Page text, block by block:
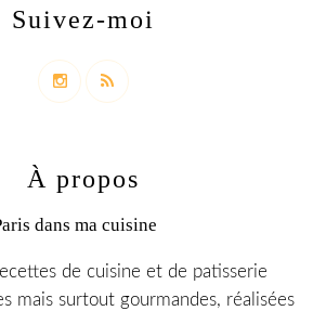
Suivez-moi
À propos
de cuisine et de patisserie
mais surtout gourmandes, réalisées